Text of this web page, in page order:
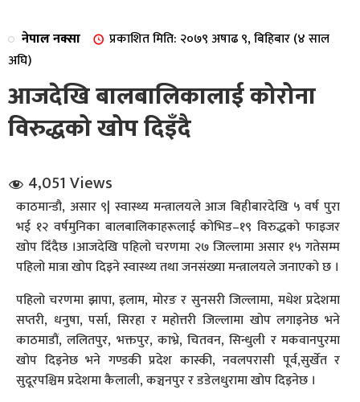
संवाद
नेपाल नक्सा
प्रकाशित मिति: २०७९ अषाढ ९, बिहिबार (४ साल
अघि)
आजदेखि बालबालिकालाई कोरोना
विरुद्धको खोप दिइँदै
4,051 Views
काठमान्डौ, असार ९| स्वास्थ्य मन्त्रालयले आज बिहीबारदेखि ५ वर्ष पुरा
भई १२ वर्षमुनिका बालबालिकाहरूलाई कोभिड–१९ विरुद्धको फाइजर
खोप दिँदैछ ।आजदेखि पहिलो चरणमा २७ जिल्लामा असार १५ गतेसम्म
पहिलो मात्रा खोप दिइने स्वास्थ्य तथा जनसंख्या मन्त्रालयले जनाएको छ ।
पहिलो चरणमा झापा, इलाम, मोरङ र सुनसरी जिल्लामा, मधेश प्रदेशमा
सप्तरी, धनुषा, पर्सा, सिरहा र महोत्तरी जिल्लामा खोप लगाइनेछ भने
काठमाडौं, ललितपुर, भक्तपुर, काभ्रे, चितवन, सिन्धुली र मकवानपुरमा
खोप दिइनेछ भने गण्डकी प्रदेश कास्की, नवलपरासी पूर्व,सुर्खेत र
सुदूरपश्चिम प्रदेशमा कैलाली, कञ्चनपुर र डडेलधुरामा खोप दिइनेछ ।